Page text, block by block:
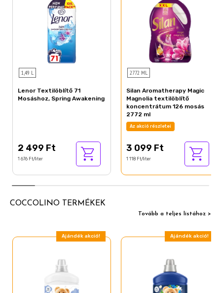
1,49 L
Lenor Textilöblítő 71
Mosáshoz, Spring Awakening
2 499 Ft
1 676 Ft/liter
2772 ML
Silan Aromatherapy Magic
Magnolia textilöblítő
koncentrátum 126 mosás
2772 ml
Az akció részletei
3 099 Ft
1 118 Ft/liter
COCCOLINO TERMÉKEK
Tovább a teljes listához >
Ajándék akció! Ajándék akció!